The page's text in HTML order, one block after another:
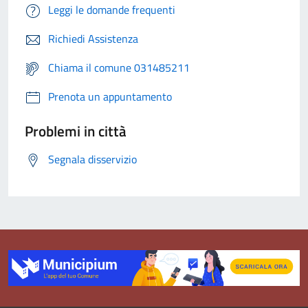
Leggi le domande frequenti
Richiedi Assistenza
Chiama il comune 031485211
Prenota un appuntamento
Problemi in città
Segnala disservizio